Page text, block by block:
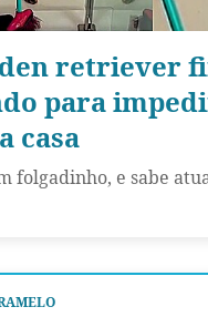
retriever
para
casa
folgadinho, e sabe